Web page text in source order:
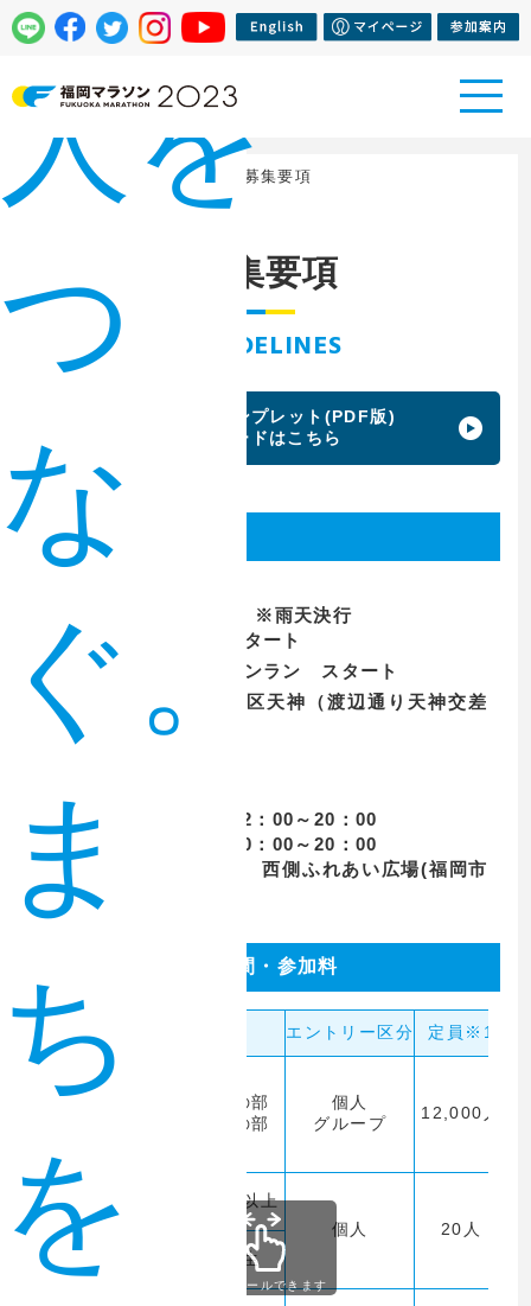
人を
つ
な
ぐ。
ま
ち
を
トップページ ランナー > 募集要項
募集要項
GUIDELINES
ランナー募集パンプレット(PDF版)
ダウンロードはこちら
開催日時
2023年 11月12日（日）※雨天決行
8:10車いす競技 スタート
8:20マラソン／ファンラン スタート
スタート : 福岡市中央区天神（渡辺通り天神交差
点付近）
1日目 11月10日(金)12：00～20：00
2日目 11月11日(土)10：00～20：00
受付会場 : 福岡市役所 西側ふれあい広場(福岡市
中央区天神1-8-1)
種目・定員・制限時間・参加料
エントリー区分 定員※1
登録の部
一般の部
個人
グループ
12,000人
車いす競技
（5.2km）
高校生以上
個人
20人
中学生
スクロールできます